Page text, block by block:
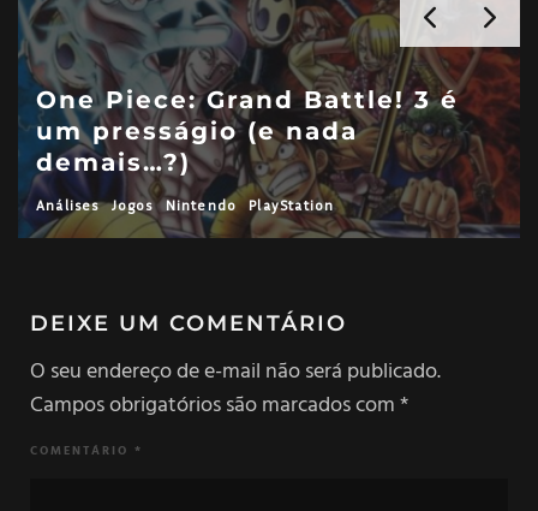
One Piece: Grand Battle! 3 é
um presságio (e nada
demais…?)
Análises Jogos Nintendo PlayStation
DEIXE UM COMENTÁRIO
O seu endereço de e-mail não será publicado.
Campos obrigatórios são marcados com*
COMENTÁRIO *